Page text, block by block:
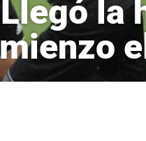
la